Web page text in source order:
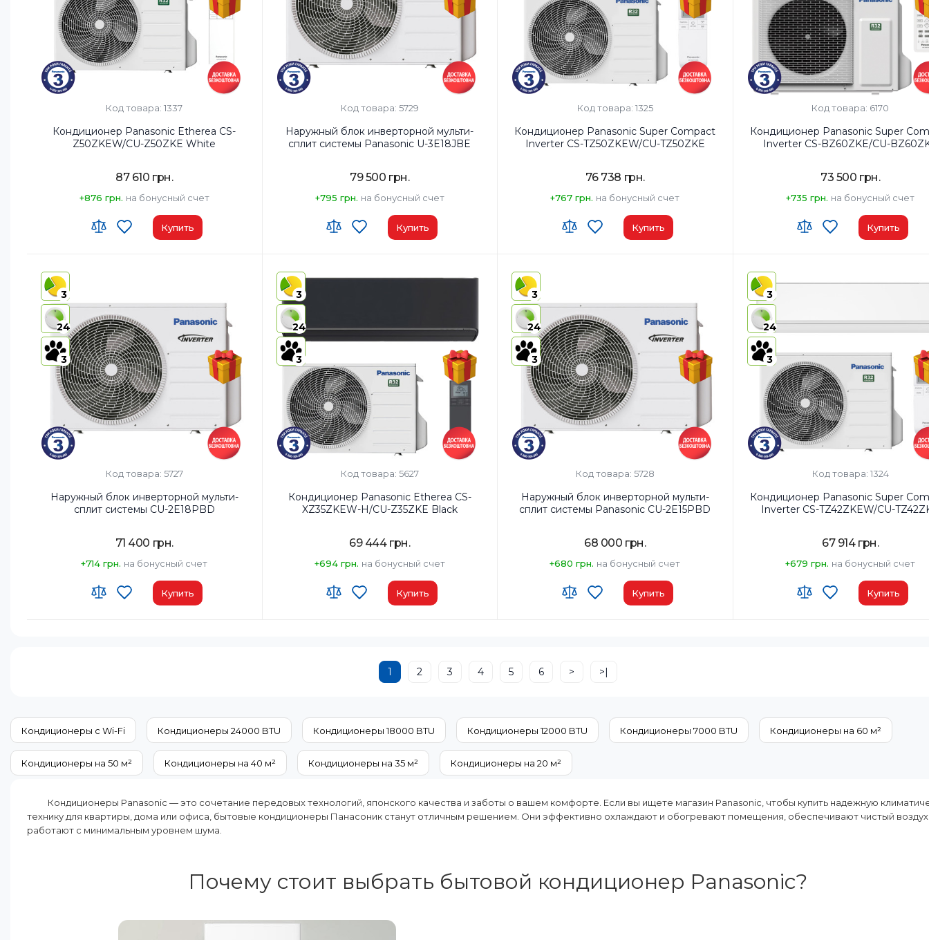
Код товара: 1337
Кондиционер Panasonic Etherea CS-
Z50ZKEW/CU-Z50ZKE White
87 610 грн.
+876 грн. на бонусный счет
Купить
Площадь помещения, м²:
Мощность, BTU:
Класс энергопотребления (охлаждение):
Цвет внутреннего блока:Белый
Код товара: 5729
Наружный блок инверторной мульти-
сплит системы Panasonic U-3E18JBE
79 500 грн.
+795 грн. на бонусный счет
Купить
Мощность, BTU:18000
Класс энергопотребления (охлаждение):
Дополнительные характеристики:
внутренних
блока
Режимы работы:Охлаждение Обогрев
Код товара: 1325
Кондиционер Panasonic Super Compact
Inverter CS-TZ50ZKEW/CU-TZ50ZKE
76 738 грн.
+767 грн. на бонусный счет
Купить
Площадь помещения, м²:
Мощность, BTU:
Класс энергопотребления (охлаждение):
Цвет внутреннего блока:Белый
Код товара: 6170
Кондиционер Panasonic Super
Inverter CS-BZ60ZKE/CU-
73 500 грн.
+735 грн. на бонусный счет
Купить
Площадь помещения, м²:
Мощность, BTU:
Класс энергопотребления
Цвет внутреннего блока:Белый
3
24
3
Код товара: 5727
Наружный блок инверторной мульти-
сплит системы CU-2E18PBD
71 400 грн.
+714 грн. на бонусный счет
Купить
Режимы работы: Охлаждение Обогрев
3
24
3
Код товара: 5627
Кондиционер Panasonic Etherea CS-
XZ35ZKEW-H/CU-Z35ZKE Black
69 444 грн.
+694 грн. на бонусный счет
Купить
3
24
3
Код товара: 5728
Наружный блок инверторной мульти-
сплит системы Panasonic CU-2E15PBD
68 000 грн.
+680 грн. на бонусный счет
Купить
Класс энергопотребления (охлаждение):
Режимы работы: Охлаждение Обогрев
3
24
3
Код товара: 1324
Кондиционер Panasonic Super
Inverter CS-TZ42ZKEW/CU-
67 914 грн.
+679 грн. на бонусный счет
Купить
1 2 3 4 5 6 > >|
Кондиционеры с Wi-Fi Кондиционеры 24000 BTU Кондиционеры 18000 BTU Кондиционеры 12000 BTU Кондиционеры 7000 BTU Кондиционеры на 60 м²
Кондиционеры на 50 м² Кондиционеры на 40 м² Кондиционеры на 35 м² Кондиционеры на 20 м²
Кондиционеры Panasonic — это сочетание передовых технологий, японского качества и заботы о вашем комфорте. Если вы ищете магазин Panasonic, чтобы купить надежную
технику для квартиры, дома или офиса, бытовые кондиционеры Панасоник станут отличным решением. Они эффективно охлаждают и обогревают помещения, обеспечивают чистый
работают с минимальным уровнем шума.
Почему стоит выбрать бытовой кондиционер Panasonic?